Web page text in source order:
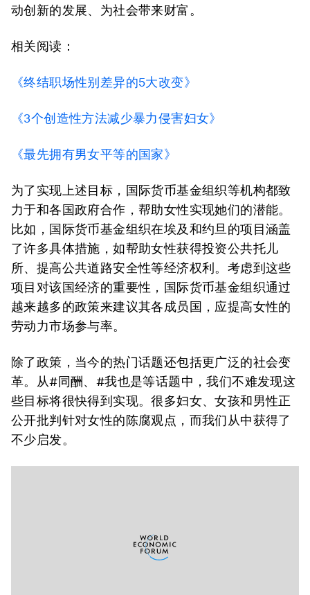
动创新的发展、为社会带来财富。
相关阅读：
《终结职场性别差异的5大改变》
《3个创造性方法减少暴力侵害妇女》
《最先拥有男女平等的国家》
为了实现上述目标，国际货币基金组织等机构都致
力于和各国政府合作，帮助女性实现她们的潜能。
比如，国际货币基金组织在埃及和约旦的项目涵盖
了许多具体措施，如帮助女性获得投资公共托儿
所、提高公共道路安全性等经济权利。考虑到这些
项目对该国经济的重要性，国际货币基金组织通过
越来越多的政策来建议其各成员国，应提高女性的
劳动力市场参与率。
除了政策，当今的热门话题还包括更广泛的社会变
革。从#同酬、#我也是等话题中，我们不难发现这
些目标将很快得到实现。很多妇女、女孩和男性正
公开批判针对女性的陈腐观点，而我们从中获得了
不少启发。